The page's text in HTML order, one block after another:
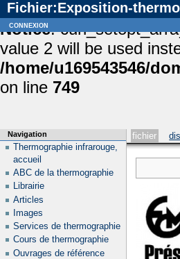
Notice:
value 2 will be used
/home/u169543546/
on line 749
Fichier:Exposition-
fichier
Navigation
Thermographie infrarouge,
accueil
ABC de la thermographie
Librairie
Articles
Images
Services de thermographie
Cours de thermographie
Ouvrages de référence
connexion